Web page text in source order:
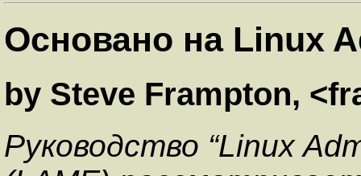
Основано на Linux
by Steve Frampton,
Руководство “Linux